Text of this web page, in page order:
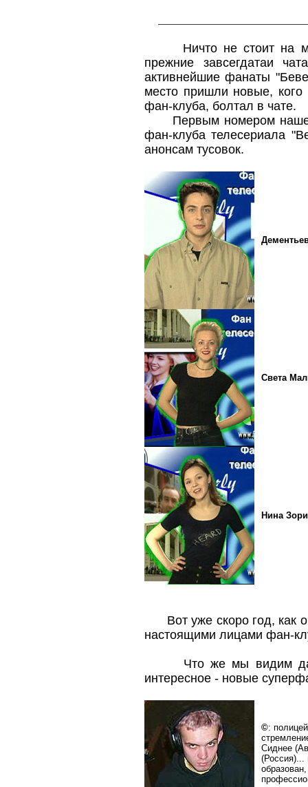
Ничто не стоит на
прежние завсегдатаи
активнейшие фанаты
место пришли новые, кого
фан-клуба, болтал в чате.
Первым номером нашей
фан-клуба телесериала
анонсам тусовок.
Света
Нина
Вот уже скоро год, как
настоящими лицами фан-
Что же мы видим
интересное - новые
©:
Сиднее
(Россия)...